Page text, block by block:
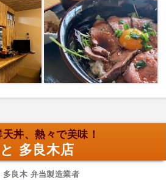
丼、熱々で美味！
多良木店
良木 弁当製造業者